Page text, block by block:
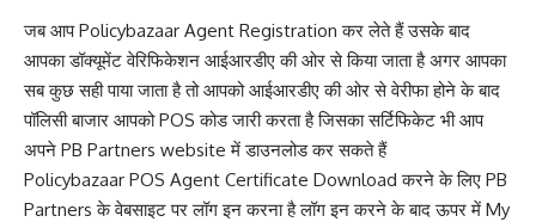
जब आप Policybazaar Agent Registration कर लेते हैं उसके बाद
आपका डॉक्यूमेंट वेरिफिकेशन आईआरडीए की ओर से किया जाता है अगर आपका
सब कुछ सही पाया जाता है तो आपको आईआरडीए की ओर से वेरीफा होने के बाद
पॉलिसी बाजार आपको POS कोड जारी करता है जिसका सर्टिफिकेट भी आप
अपने PB Partners website में डाउनलोड कर सकते हैं
Policybazaar POS Agent Certificate Download करने के लिए PB
Partners के वेबसाइट पर लॉग इन करना है लॉग इन करने के बाद ऊपर में My